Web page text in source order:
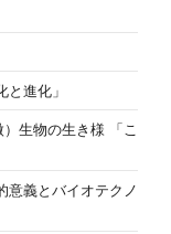
進化」
生物の生き様 「こ
意義とバイオテクノ